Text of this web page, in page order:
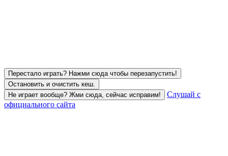
Перестало играть? Нажми сюда чтобы перезапустить!
Остановить и очистить кеш.
Не играет вообще? Жми сюда, сейчас исправим!
Слушай с
официального сайта